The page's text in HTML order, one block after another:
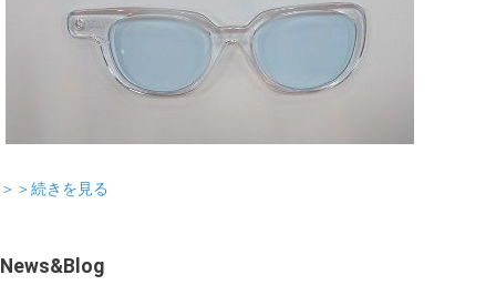
＞＞続きを見る
News&Blog